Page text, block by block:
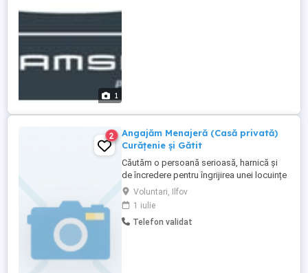
1
2
Angajăm Menajeră (Casă privată)
Curățenie și Gătit
Căutăm o persoană serioasă, harnică și
de încredere pentru îngrijirea unei locuințe
și pregătirea mesei. Atribuții principale:
Curățenie generală și întreținere: Aspirat,
spălat pardoseli, șters praf, curățenie în
bănci bucătărie băi. Gătit: Prepararea
Voluntari, Ilfov
1 iulie
Telefon validat